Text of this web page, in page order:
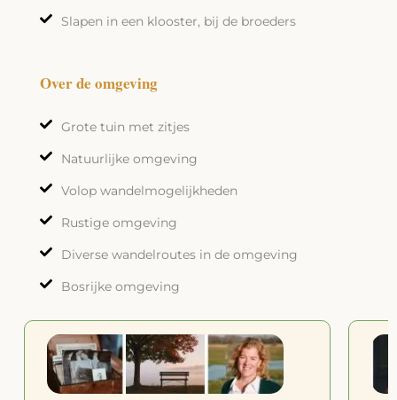
Slapen in een klooster, bij de broeders
Over de omgeving
Grote tuin met zitjes
Natuurlijke omgeving
Volop wandelmogelijkheden
Rustige omgeving
Diverse wandelroutes in de omgeving
Bosrijke omgeving